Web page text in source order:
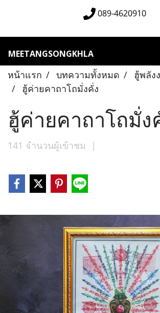
089-4620910
MEETANGSONGKHLA
หน้าแรก บทความทั้งหมด
ฮู้พลัง
ฮู้ค่ายคาถาโถมั่งคั่ง
ฮู้ค่ายคาถาโถมั่ง
141 จำนวนผู้เข้าชม |